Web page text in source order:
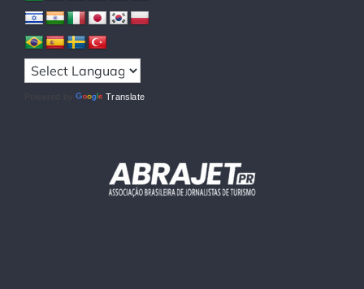
Powered by Translate